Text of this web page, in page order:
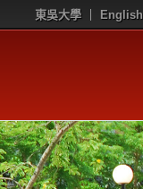
東吳大學 English